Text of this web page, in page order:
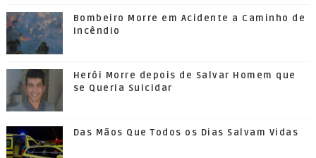
Bombeiro Morre em Acidente a Caminho de
Incêndio
Herói Morre depois de Salvar Homem que
se Queria Suicidar
Das Mãos Que Todos os Dias Salvam Vidas